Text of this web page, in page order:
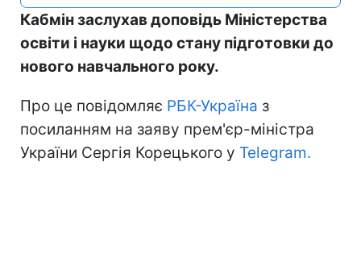
Кабмін заслухав доповідь Міністерства
освіти і науки щодо стану підготовки до
нового навчального року.
Про це повідомляє РБК-Україна з
посиланням на заяву прем'єр-міністра
України Сергія Корецького у Telegram.